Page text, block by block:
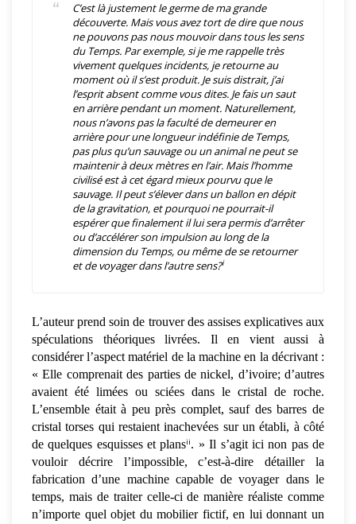
C’est là justement le germe de ma grande
découverte. Mais vous avez tort de dire que nous
ne pouvons pas nous mouvoir dans tous les sens
du Temps. Par exemple, si je me rappelle très
vivement quelques incidents, je retourne au
moment où il s’est produit. Je suis distrait, j’ai
l’esprit absent comme vous dites. Je fais un saut
en arrière pendant un moment. Naturellement,
nous n’avons pas la faculté de demeurer en
arrière pour une longueur indéfinie de Temps,
pas plus qu’un sauvage ou un animal ne peut se
maintenir à deux mètres en l’air. Mais l’homme
civilisé est à cet égard mieux pourvu que le
sauvage. Il peut s’élever dans un ballon en dépit
de la gravitation, et pourquoi ne pourrait-il
espérer que finalement il lui sera permis d’arrêter
ou d’accélérer son impulsion au long de la
dimension du Temps, ou même de se retourner
et de voyager dans l’autre sens?i
L’auteur prend soin de trouver des assises explicatives aux
spéculations théoriques livrées. Il en vient aussi à
considérer l’aspect matériel de la machine en la décrivant :
«Elle comprenait des parties de nickel, d’ivoire; d’autres
avaient été limées ou sciées dans le cristal de roche.
L’ensemble était à peu près complet, sauf des barres de
cristal torses qui restaient inachevées sur un établi, à côté
de quelques esquisses et plansii. »Il s’agit ici non pas de
vouloir décrire l’impossible, c’est-à-dire détailler la
fabrication d’une machine capable de voyager dans le
temps, mais de traiter celle-ci de manière réaliste comme
n’importe quel objet du mobilier fictif, en lui donnant un